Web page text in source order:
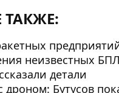
ТАКЖЕ:
неизвестных
детали
дроном: Бутусов